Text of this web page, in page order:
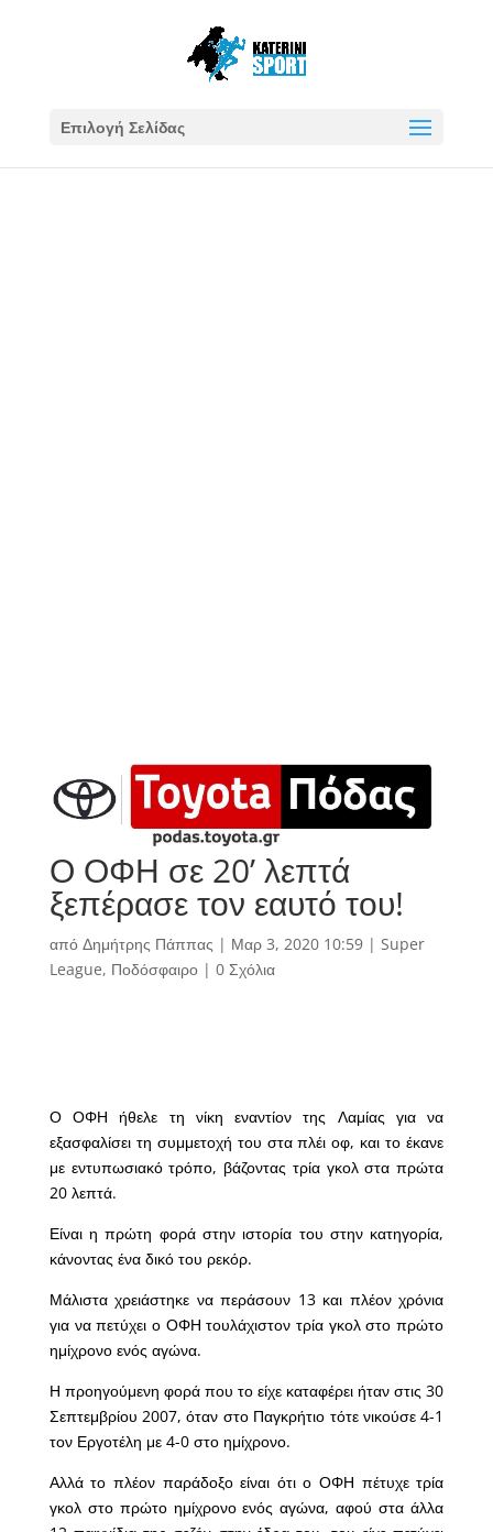
Επιλογή Σελίδας
Ο ΟΦΗ σε 20’ λεπτά
ξεπέρασε τον εαυτό του!
από Δημήτρης Πάππας | Μαρ 3, 2020 10:59| Super
League, Ποδόσφαιρο| 0 Σχόλια
Ο ΟΦΗ ήθελε τη νίκη εναντίον της Λαμίας για να
εξασφαλίσει τη συμμετοχή του στα πλέι οφ, και το έκανε
με εντυπωσιακό τρόπο, βάζοντας τρία γκολ στα πρώτα
20 λεπτά.
Είναι η πρώτη φορά στην ιστορία του στην κατηγορία,
κάνοντας ένα δικό του ρεκόρ.
Μάλιστα χρειάστηκε να περάσουν 13 και πλέον χρόνια
για να πετύχει ο ΟΦΗ τουλάχιστον τρία γκολ στο πρώτο
ημίχρονο ενός αγώνα.
Η προηγούμενη φορά που το είχε καταφέρει ήταν στις 30
Σεπτεμβρίου 2007, όταν στο Παγκρήτιο τότε νικούσε 4-1
τον Εργοτέλη με 4-0 στο ημίχρονο.
Αλλά το πλέον παράδοξο είναι ότι ο ΟΦΗ πέτυχε τρία
γκολ στο πρώτο ημίχρονο ενός αγώνα, αφού στα άλλα